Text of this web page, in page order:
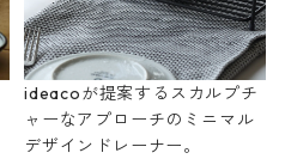
ideacoが提案するスカルプチ
ャーなアプローチのミニマル
デザインドレーナー。